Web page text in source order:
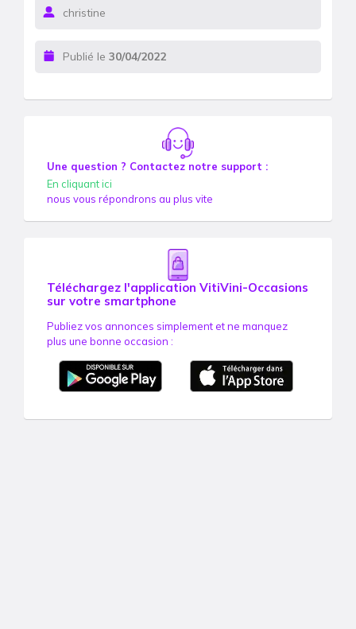
christine
Publié le 30/04/2022
Une question ? Contactez notre support :
En cliquant ici
nous vous répondrons au plus vite
Téléchargez l'application VitiVini-Occasions
sur votre smartphone
Publiez vos annonces simplement et ne manquez
plus une bonne occasion :